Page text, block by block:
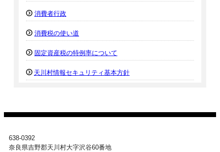
消費者行政
消費税の使い道
固定資産税の特例率について
天川村情報セキュリティ基本方針
638-0392
奈良県吉野郡天川村大字沢谷60番地